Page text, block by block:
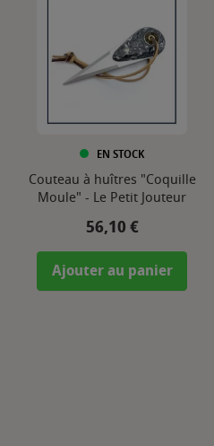
EN STOCK
Couteau à huîtres "Coquille
Moule" - Le Petit Jouteur
Prix
56,10 €
Ajouter au panier